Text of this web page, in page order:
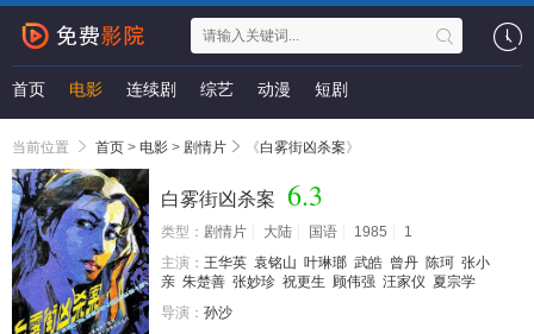
首页 电影 连续剧 综艺 动漫 短剧
当前位置 首页 > 电影 > 剧情片 《白雾街凶杀案》
白雾街凶杀案 6.3
类型： 剧情片 大陆 国语 1985
1
主演： 王华英 袁铭山 叶琳瑯 武皓 曾丹 陈珂 张小
亲 朱楚善 张妙珍 祝更生 顾伟强 汪家仪 夏宗学
导演： 孙沙